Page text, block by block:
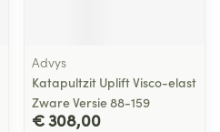
Advys
Katapultzit Uplift Visco-elast
Zware Versie 88-159
€ 308,00